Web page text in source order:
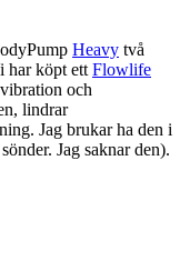
Heavy två
har köpt ett Flowlife
och
lindrar
Jag brukar ha den i
Jag saknar den).